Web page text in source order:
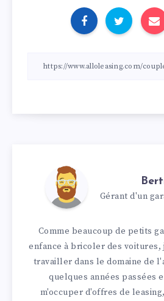
Gérant d'un
Comme beaucoup de petits
enfance à bricoler des voitures,
travailler dans le domaine de
quelques années passées
m'occuper d'offres de